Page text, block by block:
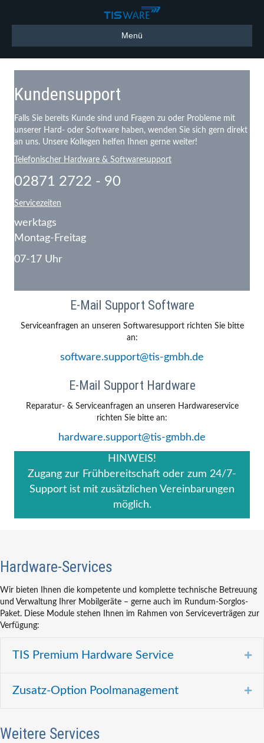
Menü
Kundensupport
Falls Sie bereits Kunde sind und Fragen zu oder Probleme mit
unserer Hard- oder Software haben, wenden Sie sich gern direkt
an uns. Unsere Kollegen helfen Ihnen gerne weiter!
Telefonischer Hardware & Softwaresupport
02871 2722 - 90
Servicezeiten
werktags
Montag-Freitag
07-17 Uhr
E-Mail Support Software
Serviceanfragen an unseren Softwaresupport richten Sie bitte
an:
software.support@tis-gmbh.de
E-Mail Support Hardware
Reparatur- & Serviceanfragen an unseren Hardwareservice
richten Sie bitte an:
hardware.support@tis-gmbh.de
HINWEIS!
Zugang zur Frühbereitschaft oder zum 24/7-
Support ist mit zusätzlichen Vereinbarungen
möglich.
Hardware-Services
Wir bieten Ihnen die kompetente und komplette technische Betreuung
und Verwaltung Ihrer Mobilgeräte – gerne auch im Rundum-Sorglos-
Paket. Diese Module stehen Ihnen im Rahmen von Serviceverträgen zur
Verfügung:
TIS Premium Hardware Service
Zusatz-Option Poolmanagement
Weitere Services